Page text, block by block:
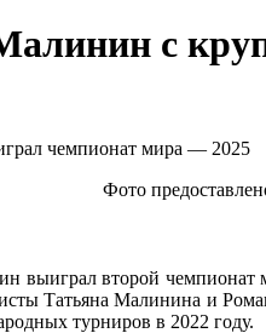
с
Фото
второй
Татьяна Малинина и
турниров в 2022 году.